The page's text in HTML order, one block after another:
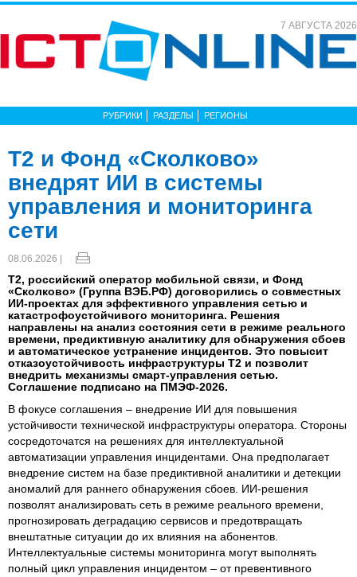
7 АВГУСТА 2026
РУБРИКИ РАЗДЕЛЫ РЕГИОНЫ
T2 и Фонд «Сколково»
внедрят ИИ в системы
управления и мониторинга
сети
08.06.2026 |
Т2, российский оператор мобильной связи, и Фонд
«Сколково» (Группа ВЭБ.РФ) договорились о совместных
ИИ-проектах для эффективного управления сетью и
катастрофоустойчивого мониторинга. Решения
направлены на анализ состояния сети в режиме реального
времени, предиктивную аналитику для обнаружения сбоев
и автоматическое устранение инцидентов. Это повысит
отказоустойчивость инфраструктуры Т2 и позволит
внедрить механизмы смарт-управления сетью.
Соглашение подписано на ПМЭФ-2026.
В фокусе соглашения – внедрение ИИ для повышения
устойчивости технической инфраструктуры оператора. Стороны
сосредоточатся на решениях для интеллектуальной
автоматизации управления инцидентами. Она предполагает
внедрение систем на базе предиктивной аналитики и детекции
аномалий для раннего обнаружения сбоев. ИИ-решения
позволят анализировать сеть в режиме реального времени,
прогнозировать деградацию сервисов и предотвращать
внештатные ситуации до их влияния на абонентов.
Интеллектуальные системы мониторинга могут выполнять
полный цикл управления инцидентом – от превентивного